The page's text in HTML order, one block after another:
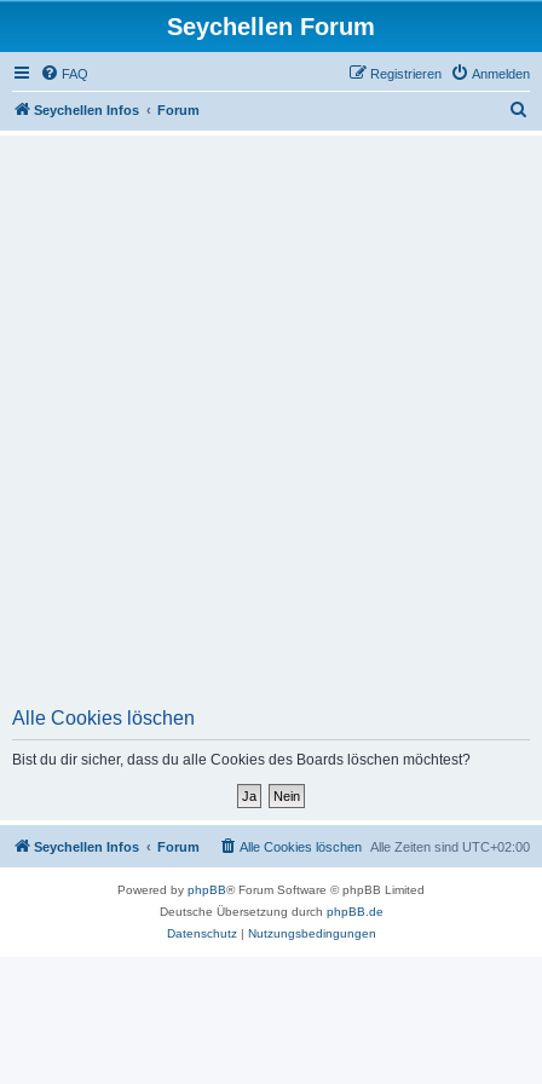
Seychellen Forum
FAQ Anmelden
Registrieren
Seychellen Infos Forum
Alle Cookies löschen
Bist du dir sicher, dass du alle Cookies des Boards löschen möchtest?
Seychellen Infos Forum Alle Zeiten sind UTC+02:00
Alle Cookies löschen
Powered by phpBB® Forum Software © phpBB Limited
Deutsche Übersetzung durch phpBB.de
Datenschutz| Nutzungsbedingungen